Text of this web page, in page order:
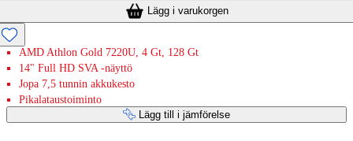
Lägg i varukorgen
AMD Athlon Gold 7220U, 4 Gt, 128 Gt
14" Full HD SVA -näyttö
Jopa 7,5 tunnin akkukesto
Pikalataustoiminto
Lägg till i jämförelse